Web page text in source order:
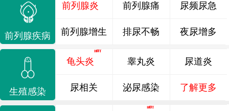
前列腺疾病
前列腺炎 前列腺痛 尿频尿急
前列腺增生 排尿不畅 夜尿增多
生殖感染
龟头炎 睾丸炎 尿道炎
尿相关 泌尿感染 了解更多